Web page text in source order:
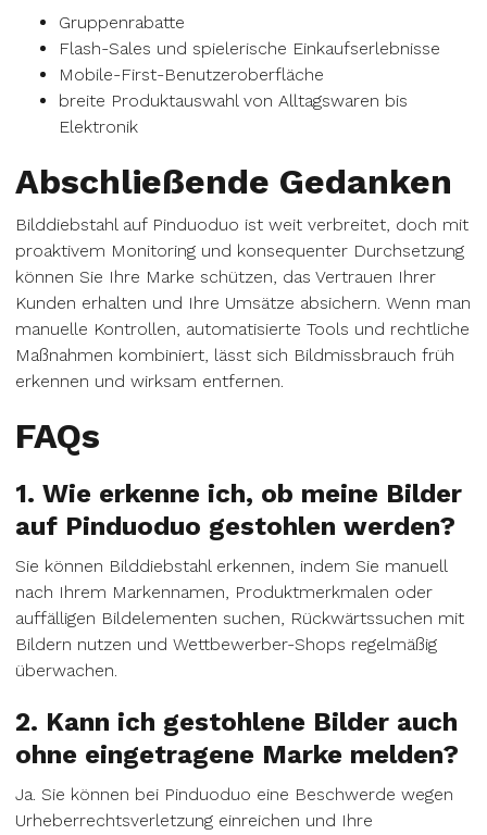
Gruppenrabatte
Flash-Sales und spielerische Einkaufserlebnisse
Mobile-First-Benutzeroberfläche
breite Produktauswahl von Alltagswaren bis
Elektronik
Abschließende Gedanken
Bilddiebstahl auf Pinduoduo ist weit verbreitet, doch mit
proaktivem Monitoring und konsequenter Durchsetzung
können Sie Ihre Marke schützen, das Vertrauen Ihrer
Kunden erhalten und Ihre Umsätze absichern. Wenn man
manuelle Kontrollen, automatisierte Tools und rechtliche
Maßnahmen kombiniert, lässt sich Bildmissbrauch früh
erkennen und wirksam entfernen.
FAQs
1. Wie erkenne ich, ob meine Bilder
auf Pinduoduo gestohlen werden?
Sie können Bilddiebstahl erkennen, indem Sie manuell
nach Ihrem Markennamen, Produktmerkmalen oder
auffälligen Bildelementen suchen, Rückwärtssuchen mit
Bildern nutzen und Wettbewerber-Shops regelmäßig
überwachen.
2. Kann ich gestohlene Bilder auch
ohne eingetragene Marke melden?
Ja. Sie können bei Pinduoduo eine Beschwerde wegen
Urheberrechtsverletzung einreichen und Ihre